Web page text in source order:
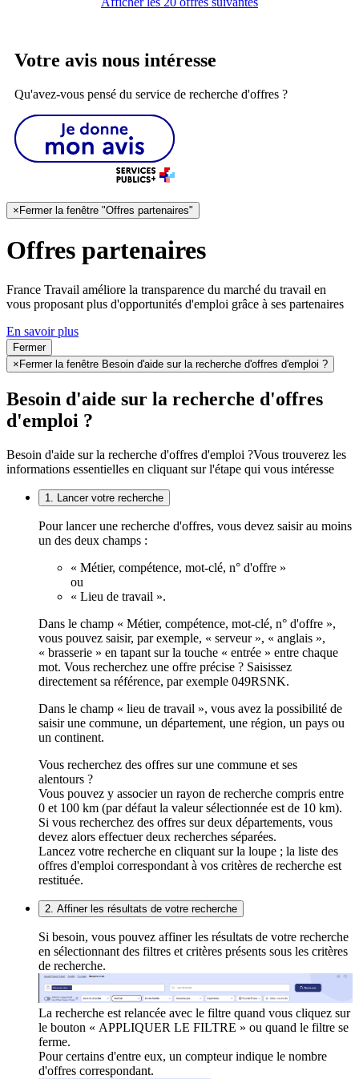
Votre avis nous intéresse
Qu'avez-vous pensé du service de recherche d'offres ?
× Fermer la fenêtre "Offres partenaires"
Offres partenaires
France Travail améliore la transparence du marché du travail en
vous proposant plus d'opportunités d'emploi grâce à ses partenaires
En savoir plus
Fermer
× Fermer la fenêtre Besoin d'aide sur la recherche d'offres d'emploi ?
Besoin d'aide sur la recherche d'offres
d'emploi ?
Besoin d'aide sur la recherche d'offres d'emploi ?Vous trouverez les
informations essentielles en cliquant sur l'étape qui vous intéresse
1. Lancer votre recherche
Pour lancer une recherche d'offres, vous devez saisir au moins
un des deux champs :
« Métier, compétence, mot-clé, n° d'offre »
ou
« Lieu de travail ».
Dans le champ « Métier, compétence, mot-clé, n° d'offre »,
vous pouvez saisir, par exemple, « serveur », « anglais »,
« brasserie » en tapant sur la touche « entrée » entre chaque
mot. Vous recherchez une offre précise ? Saisissez
directement sa référence, par exemple 049RSNK.
Dans le champ « lieu de travail », vous avez la possibilité de
saisir une commune, un département, une région, un pays ou
un continent.
Vous recherchez des offres sur une commune et ses
alentours ?
Vous pouvez y associer un rayon de recherche compris entre
0 et 100 km (par défaut la valeur sélectionnée est de 10 km).
Si vous recherchez des offres sur deux départements, vous
devez alors effectuer deux recherches séparées.
Lancez votre recherche en cliquant sur la loupe ; la liste des
offres d'emploi correspondant à vos critères de recherche est
restituée.
2. Affiner les résultats de votre recherche
Si besoin, vous pouvez affiner les résultats de votre recherche
en sélectionnant des filtres et critères présents sous les critères
de recherche.
La recherche est relancée avec le filtre quand vous cliquez sur
le bouton « APPLIQUER LE FILTRE » ou quand le filtre se
ferme.
Pour certains d'entre eux, un compteur indique le nombre
d'offres correspondant.